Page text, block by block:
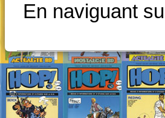
En naviguant